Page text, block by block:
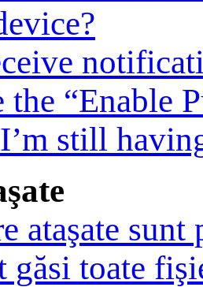
the “Enable
still
ataşate sunt
găsi toate